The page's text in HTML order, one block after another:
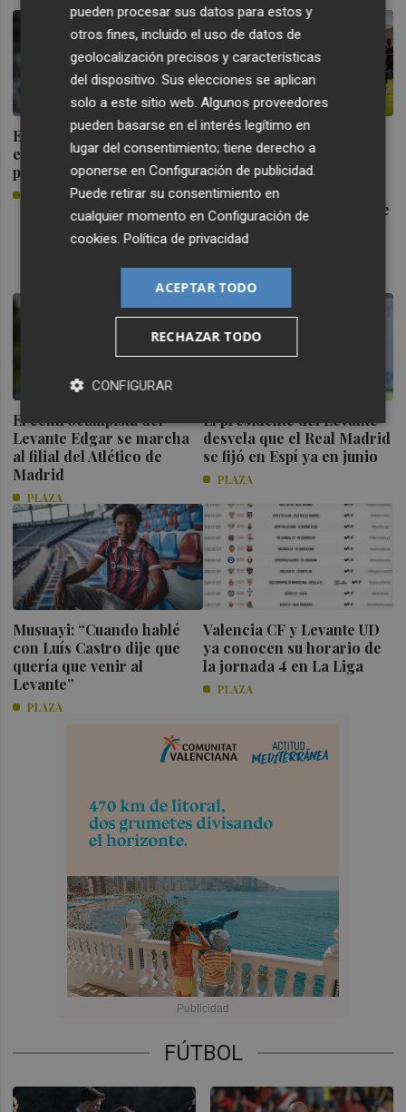
Elgezabal admite que no
esperaba marcharse "tan
pronto" del Levante
PRETEMPORADA |
VILLARREAL CF - LEVANTE
UD
El Levante sube el listón de
exigencia del verano con
un amistoso ante el
Villarreal
PLAZA
El centrocampista del
Levante Edgar se marcha
al filial del Atlético de
Madrid
PLAZA
El presidente del Levante
desvela que el Real Madrid
se fijó en Espí ya en junio
PLAZA
Musuayi: “Cuando hablé
con Luís Castro dije que
quería que venir al
Levante”
PLAZA
Valencia CF y Levante UD
ya conocen su horario de
la jornada 4 en La Liga
PLAZA
FÚTBOL
pueden procesar sus datos para estos y
otros fines, incluido el uso de datos de
geolocalización precisos y características
del dispositivo. Sus elecciones se aplican
solo a este sitio web. Algunos proveedores
pueden basarse en el interés legítimo en
lugar del consentimiento; tiene derecho a
oponerse enConfiguración de publicidad
Puede retirar su consentimiento en
cualquier momento enConfiguración de
cookies .Política de privacidad
ACEPTAR TODO
RECHAZAR TODO
CONFIGURAR